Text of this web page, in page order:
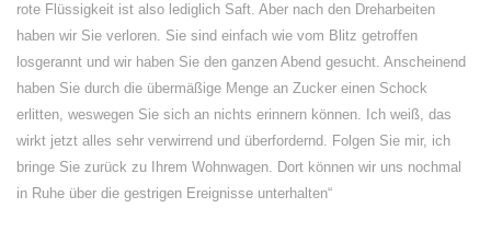
rote Flüssigkeit ist also lediglich Saft. Aber nach den Dreharbeiten
haben wir Sie verloren. Sie sind einfach wie vom Blitz getroffen
losgerannt und wir haben Sie den ganzen Abend gesucht. Anscheinend
haben Sie durch die übermäßige Menge an Zucker einen Schock
erlitten, weswegen Sie sich an nichts erinnern können. Ich weiß, das
wirkt jetzt alles sehr verwirrend und überfordernd. Folgen Sie mir, ich
bringe Sie zurück zu Ihrem Wohnwagen. Dort können wir uns nochmal
in Ruhe über die gestrigen Ereignisse unterhalten“